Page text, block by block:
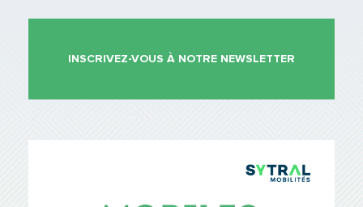
INSCRIVEZ-VOUS À NOTRE NEWSLETTER